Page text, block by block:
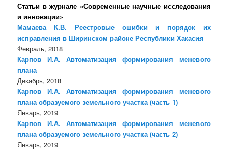
Статьи в журнале «Современные научные исследования
и инновации»
Мамаева К.В. Реестровые ошибки и порядок их
исправления в Ширинском районе Республики Хакасия
Февраль, 2018
Карпов И.А. Автоматизация формирования межевого
плана
Декабрь, 2018
Карпов И.А. Автоматизация формирования межевого
плана образуемого земельного участка (часть 1)
Январь, 2019
Карпов И.А. Автоматизация формирования межевого
плана образуемого земельного участка (часть 2)
Январь, 2019